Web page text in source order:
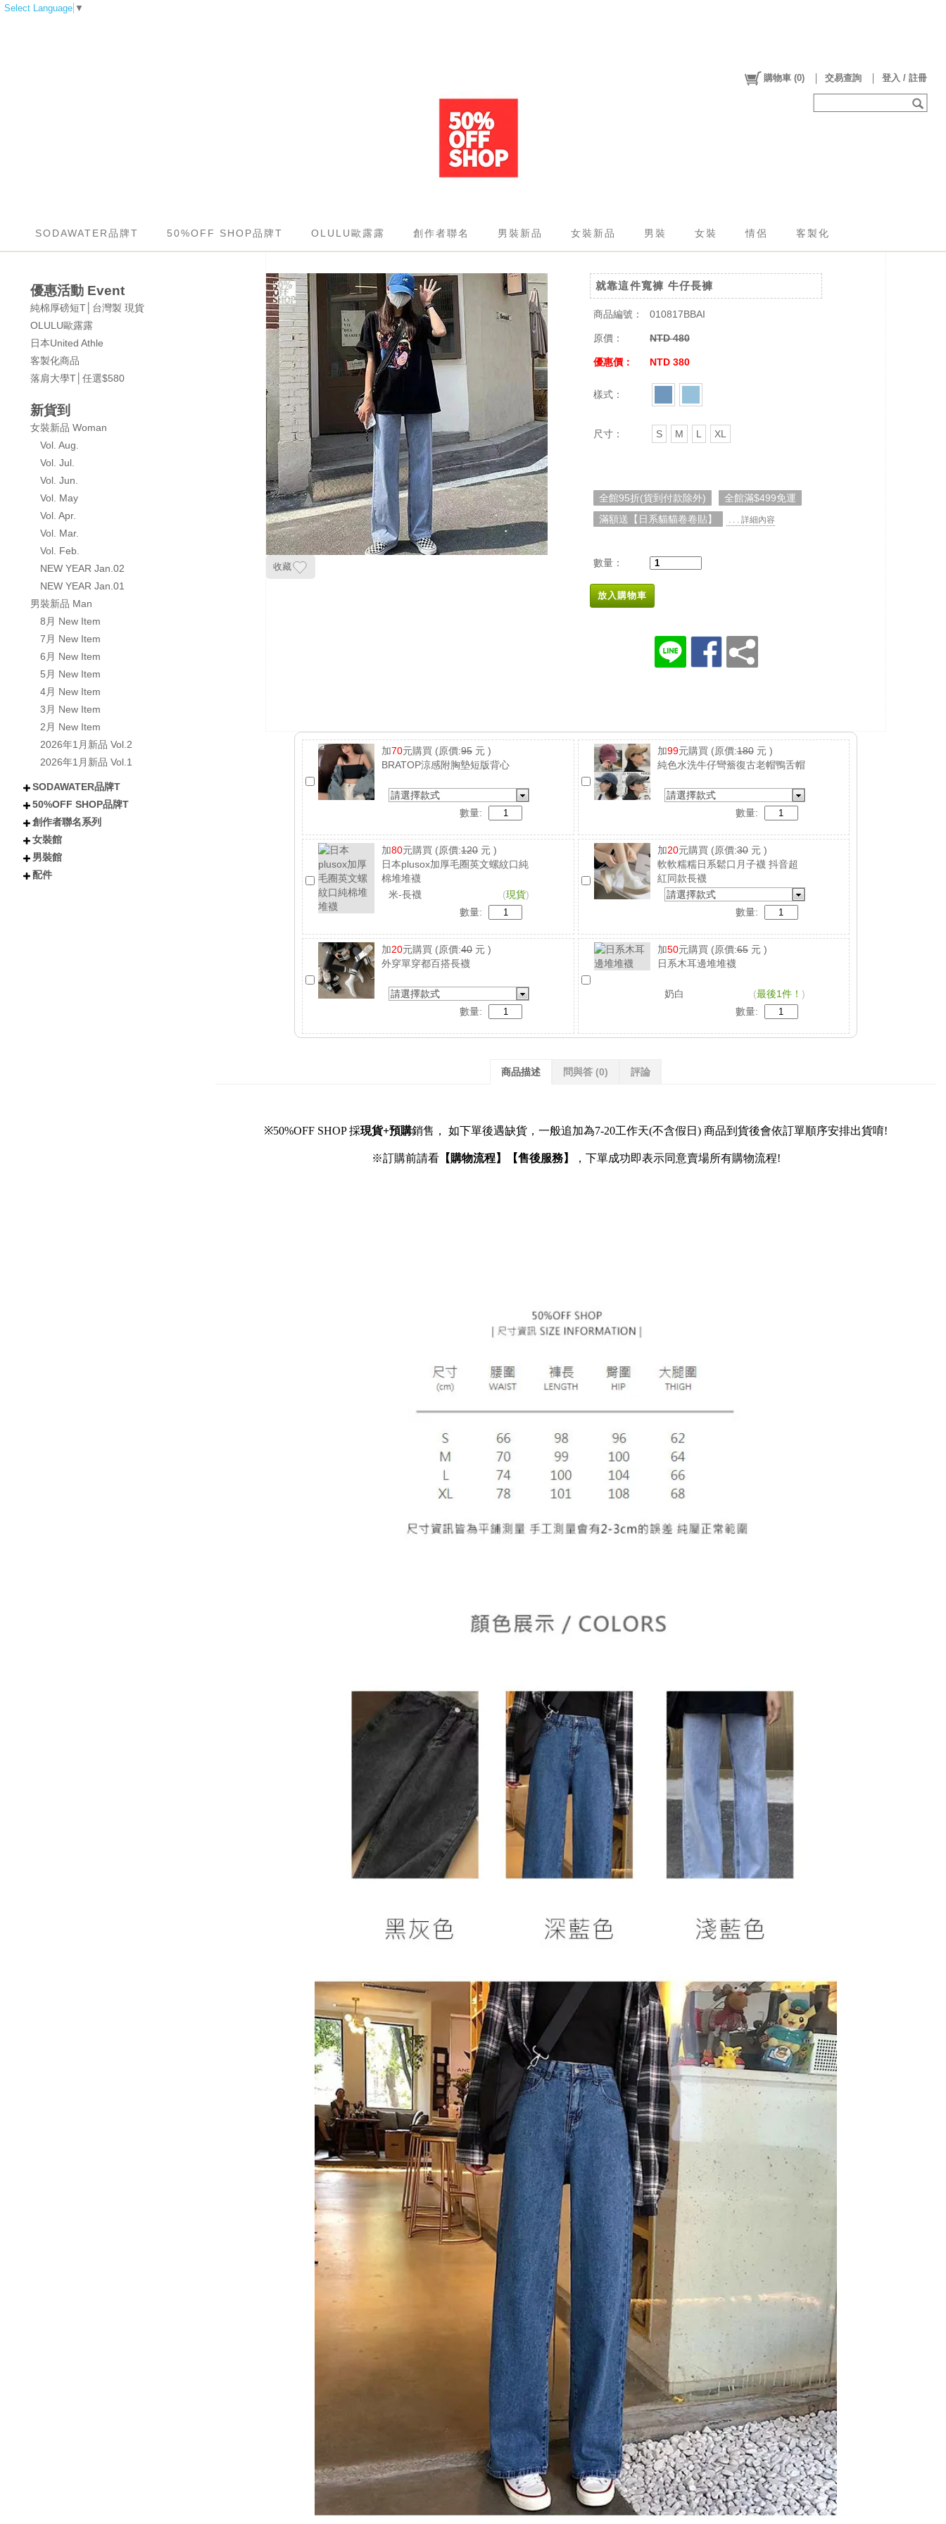
Select Language ▼
SODAWATER品牌T 50%OFF SHOP品牌T OLULU歐露露 創作者聯名 男裝新品 女裝新品 男裝 女裝 情侶 客製化
購物車 (0) 交易查詢 登入 / 註冊
優惠活動 Event
純棉厚磅短T│台灣製 現貨
OLULU歐露露
日本United Athle
客製化商品
落肩大學T│任選$580
新貨到
女裝新品 Woman
Vol. Aug.
Vol. Jul.
Vol. Jun.
Vol. May
Vol. Apr.
Vol. Mar.
Vol. Feb.
NEW YEAR Jan.02
NEW YEAR Jan.01
男裝新品 Man
8月 New Item
7月 New Item
6月 New Item
5月 New Item
4月 New Item
3月 New Item
2月 New Item
2026年1月新品 Vol.2
2026年1月新品 Vol.1
SODAWATER品牌T
不分類
全部短袖商品
全部長袖商品
全部外套COAT
喵汪星人
小熊│泰迪熊
有梗文字TEE
Y2K
美式風格
日式風格
戰國貓大人
肌肉地獄
暗黑
50%OFF SHOP品牌T
不分類
所有短袖商品
所有涼感抗UV機能T
所有長袖商品
貓貓
狗狗
小熊
下午茶甜點
卡通
潮流
創作者聯名系列
不分類
沐琳星綻Universe
日下みゆき
阿香啵啵
Kono可諾
小舒舒
吃貨少女あか
奶加
鳥人瑞克斯
貝莉蒂絲
兔森森
米歪
蜜糖貓
Mineko_meow
煥悅工作室聯名
海王u魚
悠五 YuWu
擔擔麵
晴海はるみ
河豚小妞
酒咪
天奈莓璐 聯名
野生的淡水人 聯名
他(子) 聯名
夏琳(阿琳阿琳琳)聯名
雷德古雷夫 聯名
迪亞雜藝舖 聯名
熙潞姆 Shirumu聯名
嘎旋旋 聯名
霓茶 聯名
白兔兔兔聯名
Sam Bai✦ 桑唄✦聯名
咪寶 聯名
彌羽ゆう 聯名
柔一口甜 聯名
プラチナ普拉祈娜 聯名款
波風水雞 聯名
諾芙.exe聯名
鼠芝ミルチ 聯名
大鴉 聯名
蜜柑あいみ 聯名
來楽 聯名
緋嫣_睡眠ドーナツ聯名
伊德海拉ヽ 聯名
夢寐愛姆ユメビエム 聯名
吾貓ねこです聯名
阡狐Huni聯名
喇密聯名
阿栗栗聯名
皮立聯名
清玉聯名
水兔海聯名
諾櫻Noe聯名
日本曼生活聯名
萬萬丶聯名
米哇哇みわわ聯名
茶茶狐聯名
阿尼婪聯名
朶菟菈聯名
爪爪貓聯名
天奈雪羽聯名
黑狐洛克
夜某YamOuO聯名
綿羽ミルフィ
七兔なよみ聯名
小靜しずか聯名
楓棠兒聯名
嶺上荏染聯名
滔滔ラ聯名
橙雨沐沿聯名
五十鈴抹茶糰子
浮浪x飛行者
女裝館
不分類
上衣
短袖
長袖
連衣裙
雪紡/針織
襯衫
套裝
背心
下身
短褲
長褲
短裙
長裙
外套
夾克
風衣
牛仔外套
鋪棉外套
毛衣外套
女鞋
配件
襪子
包包
男裝館
不分類
上衣
外套
褲子
配件
配件
收藏
就靠這件寬褲 牛仔長褲
商品編號： 010817BBAI
原價： NTD 480
優惠價： NTD 380
樣式：
尺寸： S M L XL
全館95折(貨到付款除外)
全館滿$499免運
滿額送【日系貓貓卷卷貼】
. . . 詳細內容
數量：
放入購物車
加70元購買 (原價:95 元 )
BRATOP涼感附胸墊短版背心
請選擇款式
數量:
加99元購買 (原價:180元 )
純色水洗牛仔彎簷復古老帽鴨舌帽
請選擇款式
數量:
加80元購買 (原價:120 元 )
日本plusox加厚毛圈英文螺紋口純
棉堆堆襪
米-長襪
(現貨)
數量:
加20元購買 (原價:30元 )
軟軟糯糯日系鬆口月子襪 抖音超
紅同款長襪
請選擇款式
數量:
加20元購買 (原價:40 元 )
外穿單穿都百搭長襪
請選擇款式
數量:
加50元購買 (原價:65元 )
日系木耳邊堆堆襪
奶白 (最後1件！ )
數量:
商品描述 問與答 (0) 評論